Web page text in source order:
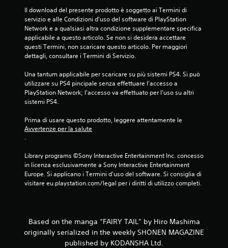
u
c
i
n
q
a
3
a
Il download del presente prodotto è soggetto ai Termini di
servizio e alle Condizioni d'uso del software di PlayStation
Network e a qualsiasi altra condizione supplementare specifica
applicabile a questo articolo. Se non si desidera accettare
questi Termini, non scaricare questo articolo. Per maggiori
dettagli, consultare i Termini di Servizio.
Una tantum applicabile per scaricare su più sistemi PS4. Si può
utilizzare su PS4 pincipale senza effettuare l'accesso a
PlayStation Network; l'accesso va effettuato per l'uso su altri
sistemi PS4.
Prima di usare questo prodotto, leggere attentamente le
Avvertenze per la salute
.
Library programs ©Sony Interactive Entertainment Inc. concesso
in licenza esclusivamente a Sony Interactive Entertainment
Europe. Si applicano i Termini d'uso del software. Si consiglia di
visitare eu.playstation.com/legal per i diritti di utilizzo completi.
Based on the manga “FAIRY TAIL” by Hiro Mashima
originally serialized in the weekly SHONEN MAGAZINE
published by KODANSHA Ltd.